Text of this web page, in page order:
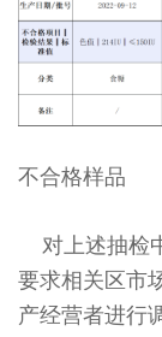
不合格样品
对上述抽检
要求相关区市
产经营者进行